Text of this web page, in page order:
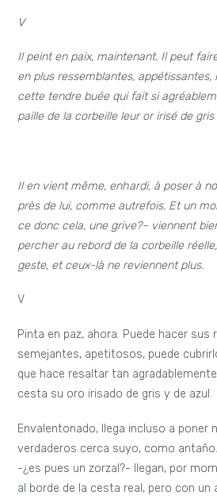
V
Il peint en paix, maintenant. Il peut
en plus ressemblantes,
cette tendre buée qui fait si
paille de la corbeille leur or irisé de
Il en vient même, enhardi, à poser à
près de lui, comme autrefois. Et un
ce donc cela, une grive?–viennent
percher au rebord de la corbeille
geste, et ceux-là ne reviennent plus.
V
Pinta en paz, ahora. Puede hacer
semejantes, apetitosos, puede
que hace resaltar tan
cesta su oro irisado de gris y de azul.
Envalentonado, llega incluso a poner
verdaderos cerca suyo, como
-¿es pues un zorzal?- llegan, por
al borde de la cesta real, pero con un